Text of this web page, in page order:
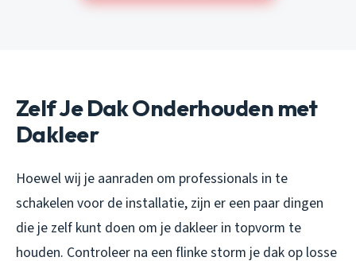
Zelf Je Dak Onderhouden met
Dakleer
Hoewel wij je aanraden om professionals in te
schakelen voor de installatie, zijn er een paar dingen
die je zelf kunt doen om je dakleer in topvorm te
houden. Controleer na een flinke storm je dak op losse